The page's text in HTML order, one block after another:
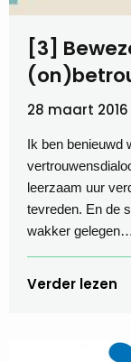
[3]
28 maart 2016
Ik ben benieuwd
leerzaam uur
tevreden. En de
wakker gelegen…
Verder lezen